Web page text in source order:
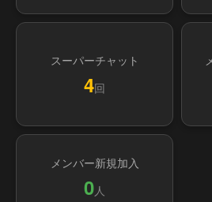
スーパーチャット
4回
メンバー新規加入
0人